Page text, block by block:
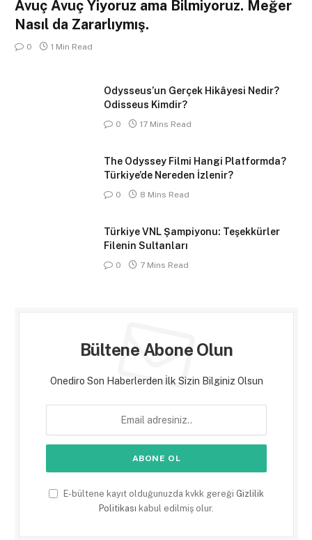
Avuç Avuç Yiyoruz ama Bilmiyoruz. Meğer
Nasıl da Zararlıymış.
0 1 Min Read
Odysseus’un Gerçek Hikâyesi Nedir?
Odisseus Kimdir?
0 17 Mins Read
The Odyssey Filmi Hangi Platformda?
Türkiye’de Nereden İzlenir?
0 8 Mins Read
Türkiye VNL Şampiyonu: Teşekkürler
Filenin Sultanları
0 7 Mins Read
Bültene Abone Olun
Onediro Son Haberlerden İlk Sizin Bilginiz Olsun
E-bültene kayıt olduğunuzda kvkk gereği Gizlilik
Politikası kabul edilmiş olur.